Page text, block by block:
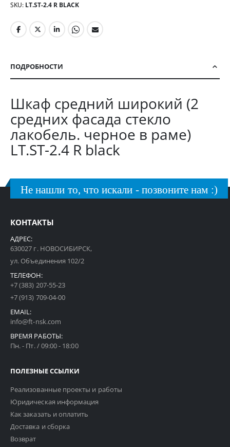
SKU LT.ST-2.4 R BLACK
ПОДРОБНОСТИ
Шкаф средний широкий (2
средних фасада стекло
лакобель. черное в раме)
LT.ST-2.4 R black
Не нашли то, что искали - позвоните нам :)
КОНТАКТЫ
АДРЕС:
630027 г. НОВОСИБИРСК,
ул. Объединения 102/2
ТЕЛЕФОН:
+7 (383) 207-55-23
+7 (913) 709-04-00
EMAIL:
info@ft-nsk.com
ВРЕМЯ РАБОТЫ:
Пн. - Пт. / 09:00 - 18:00
ПОЛЕЗНЫЕ ССЫЛКИ
Реализованные проекты и работы
Юридическая информация
Как заказать и оплатить
Доставка и сборка
Возврат